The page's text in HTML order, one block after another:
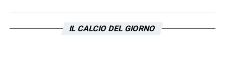
seconde squadre sono di livello diverso.
IL CALCIO DEL GIORNO